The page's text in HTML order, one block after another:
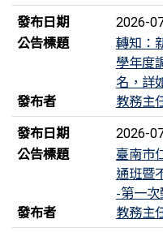
發布日期
2026-
公告標題
轉知：
學年度
名，詳
發布者
教務主
發布日期
2026-
公告標題
臺南市
通班暨
-第一
發布者
教務主